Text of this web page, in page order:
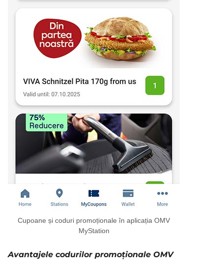
Cupoane și coduri promoționale în aplicația OMV
MyStation
Avantajele codurilor promoționale OMV